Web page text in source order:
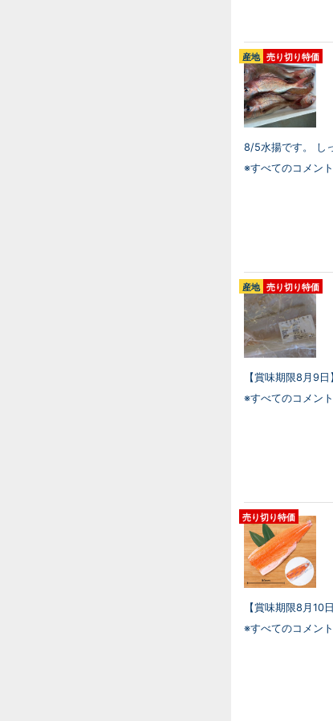
産地 売り切り特価
8/5水揚です。 し
※すべてのコメン
産地 売り切り特価
【賞味期限8月9
※すべてのコメン
売り切り特価
【賞味期限8月10
※すべてのコメン